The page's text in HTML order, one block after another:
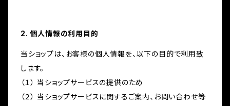
2. 個人情報の利用目的
当ショップは、お客様の個人情報を、以下の目的で利用致
します。
（１） 当ショップサービスの提供のため
（２） 当ショップサービスに関するご案内、お問い合わせ等